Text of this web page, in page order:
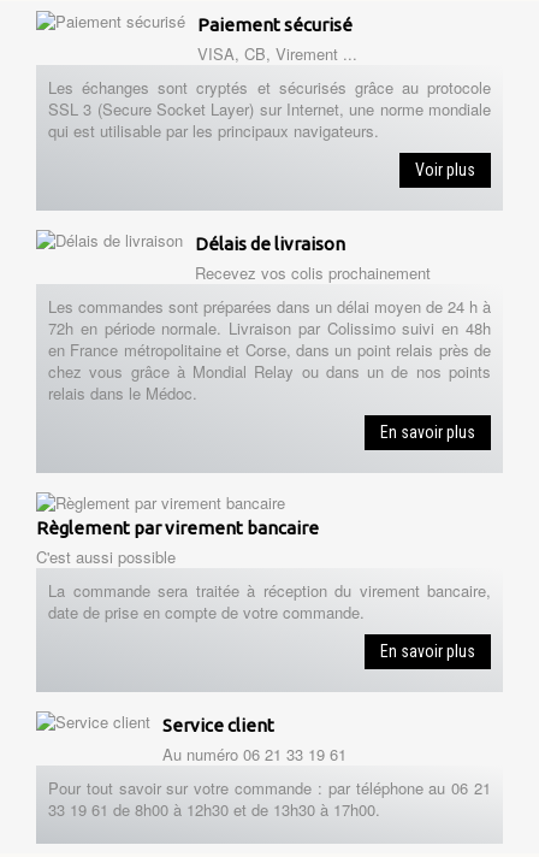
Paiement sécurisé
VISA, CB, Virement ...
Les échanges sont cryptés et sécurisés grâce au protocole
SSL 3 (Secure Socket Layer) sur Internet, une norme mondiale
qui est utilisable par les principaux navigateurs.
Voir plus
Délais de livraison
Recevez vos colis prochainement
Les commandes sont préparées dans un délai moyen de 24 h à
72h en période normale. Livraison par Colissimo suivi en 48h
en France métropolitaine et Corse, dans un point relais près de
chez vous grâce à Mondial Relay ou dans un de nos points
relais dans le Médoc.
En savoir plus
Règlement par virement bancaire
C'est aussi possible
La commande sera traitée à réception du virement bancaire,
date de prise en compte de votre commande.
En savoir plus
Service client
Au numéro 06 21 33 19 61
Pour tout savoir sur votre commande : par téléphone au 06 21
33 19 61 de 8h00 à 12h30 et de 13h30 à 17h00.